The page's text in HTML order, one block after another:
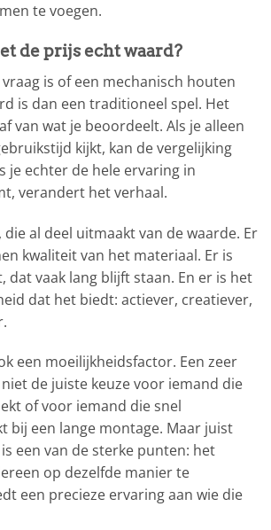
te voegen.
de prijs echt waard?
is of een mechanisch houten
is dan een traditioneel spel. Het
van wat je beoordeelt. Als je alleen
kijkt, kan de vergelijking
je echter de hele ervaring in
verandert het verhaal.
al deel uitmaakt van de waarde. Er
kwaliteit van het materiaal. Er is
dat vaak lang blijft staan. En er is het
dat het biedt: actiever, creatiever,
een moeilijkheidsfactor. Een zeer
de juiste keuze voor iemand die
of voor iemand die snel
bij een lange montage. Maar juist
een van de sterke punten: het
op dezelfde manier te
een precieze ervaring aan wie die